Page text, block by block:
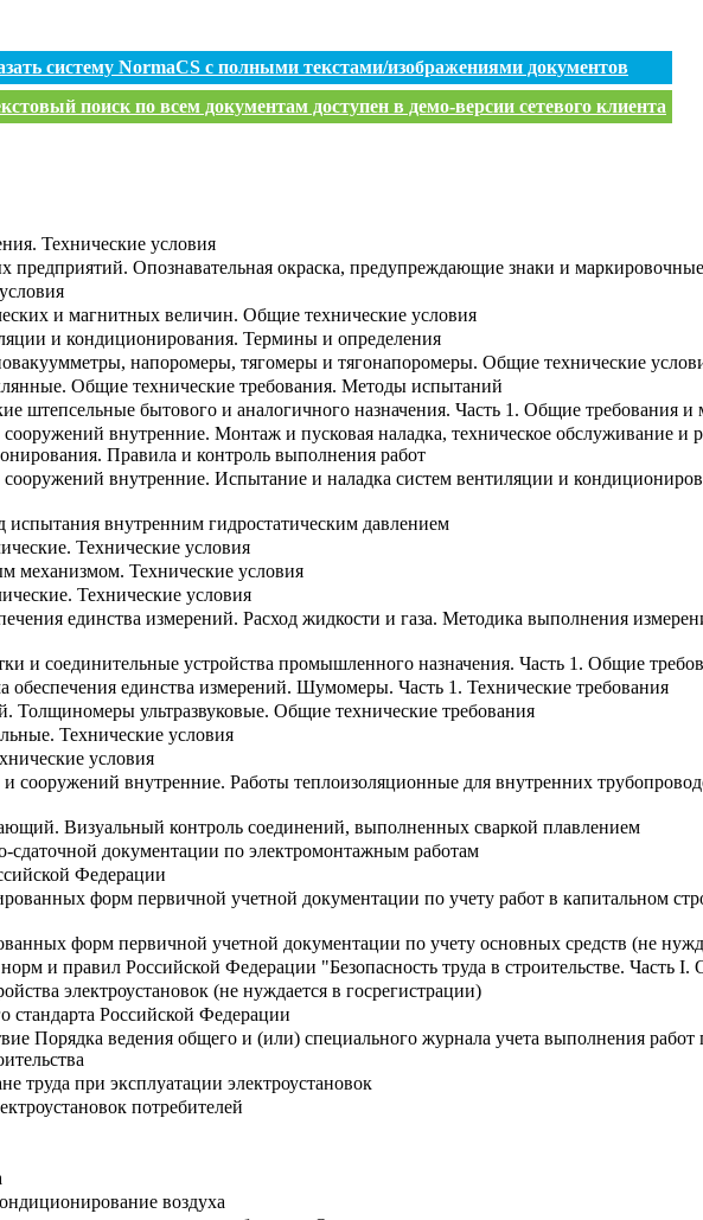
систему NormaCS с полными текстами/изображениями документов
поиск по всем документам доступен в демо-версии сетевого клиента
Технические условия
Опознавательная окраска, предупреждающие знаки и
и магнитных величин. Общие технические условия
и кондиционирования. Термины и определения
напоромеры, тягомеры и тягонапоромеры. Общие технические
Общие технические требования. Методы испытаний
штепсельные бытового и аналогичного назначения. Часть 1. Общие требования
внутренние. Монтаж и пусковая наладка, техническое обслуживание и
Правила и контроль выполнения работ
внутренние. Испытание и наладка систем вентиляции и
внутренним гидростатическим давлением
Технические условия
механизмом. Технические условия
Технические условия
единства измерений. Расход жидкости и газа. Методика выполнения
и соединительные устройства промышленного назначения. Часть 1. Общие
обеспечения единства измерений. Шумомеры. Часть 1. Технические требования
Толщиномеры ультразвуковые. Общие технические требования
Технические условия
условия
сооружений внутренние. Работы теплоизоляционные для внутренних
Визуальный контроль соединений, выполненных сваркой плавлением
документации по электромонтажным работам
Федерации
форм первичной учетной документации по учету работ в капитальном
форм первичной учетной документации по учету основных средств (не
и правил Российской Федерации "Безопасность труда в строительстве. Часть
электроустановок (не нуждается в госрегистрации)
стандарта Российской Федерации
Порядка ведения общего и (или) специального журнала учета выполнения работ
труда при эксплуатации электроустановок
потребителей
воздуха